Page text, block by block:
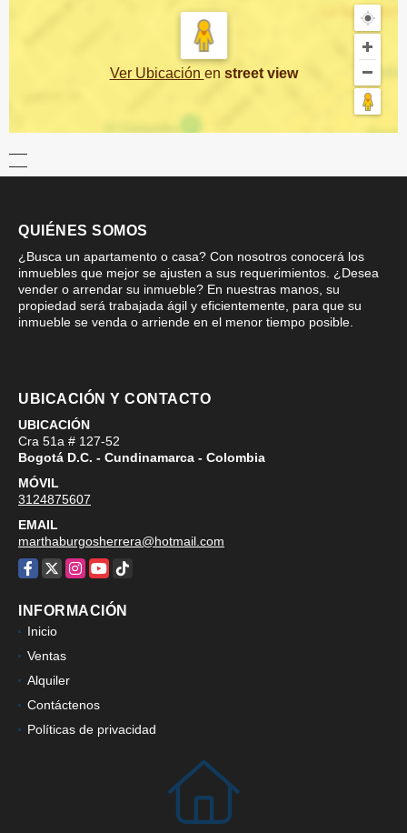
Ver Ubicación en street view
QUIÉNES SOMOS
¿Busca un apartamento o casa? Con nosotros conocerá los
inmuebles que mejor se ajusten a sus requerimientos. ¿Desea
vender o arrendar su inmueble? En nuestras manos, su
propiedad será trabajada ágil y eficientemente, para que su
inmueble se venda o arriende en el menor tiempo posible.
UBICACIÓN Y CONTACTO
UBICACIÓN
Cra 51a # 127-52
Bogotá D.C. - Cundinamarca - Colombia
MÓVIL
3124875607
EMAIL
marthaburgosherrera@hotmail.com
Facebook
X Instagram
YouTube
TikTok
INFORMACIÓN
Inicio
Ventas
Alquiler
Contáctenos
Políticas de privacidad